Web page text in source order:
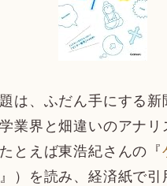
は、ふだん手にする新
業界と畑違いのアナリ
とえば東浩紀さんの『
』）を読み、経済紙で引